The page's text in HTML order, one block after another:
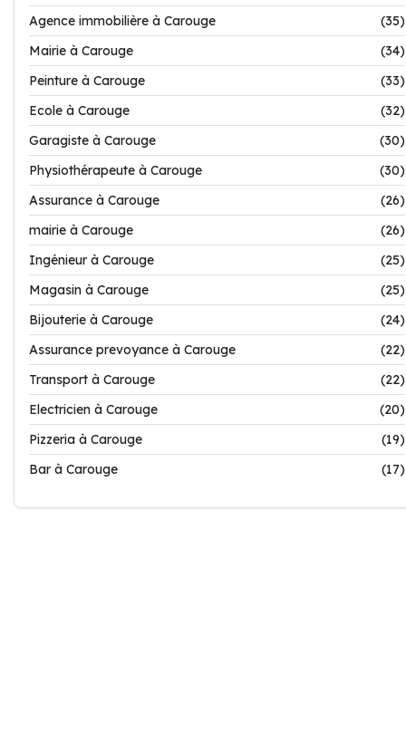
Agence immobilière à Carouge
(35)
Mairie à Carouge
(34)
Peinture à Carouge
(33)
Ecole à Carouge
(32)
Garagiste à Carouge
(30)
Physiothérapeute à Carouge
(30)
Assurance à Carouge
(26)
mairie à Carouge
(26)
Ingénieur à Carouge
(25)
Magasin à Carouge
(25)
Bijouterie à Carouge
(24)
Assurance prevoyance à Carouge
(22)
Transport à Carouge
(22)
Electricien à Carouge
(20)
Pizzeria à Carouge
(19)
Bar à Carouge
(17)